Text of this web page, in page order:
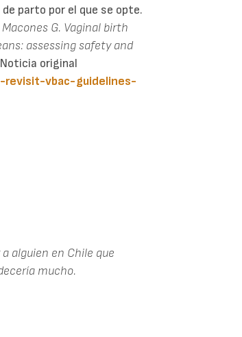
parto por el que se opte.
G. Vaginal birth
assessing safety and
Noticia original
vbac-guidelines-
alguien en Chile que
mucho.